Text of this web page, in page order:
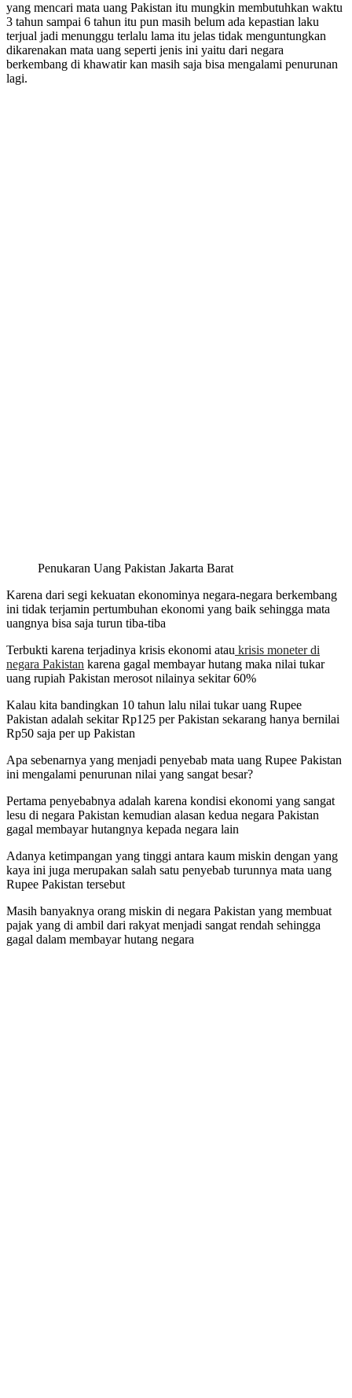
yang mencari mata uang Pakistan itu mungkin membutuhkan waktu
3 tahun sampai 6 tahun itu pun masih belum ada kepastian laku
terjual jadi menunggu terlalu lama itu jelas tidak menguntungkan
dikarenakan mata uang seperti jenis ini yaitu dari negara
berkembang di khawatir kan masih saja bisa mengalami penurunan
lagi.
Penukaran Uang Pakistan Jakarta Barat
Karena dari segi kekuatan ekonominya negara-negara berkembang
ini tidak terjamin pertumbuhan ekonomi yang baik sehingga mata
uangnya bisa saja turun tiba-tiba
Terbukti karena terjadinya krisis ekonomi atau krisis moneter di
negara Pakistan karena gagal membayar hutang maka nilai tukar
uang rupiah Pakistan merosot nilainya sekitar 60%
Kalau kita bandingkan 10 tahun lalu nilai tukar uang Rupee
Pakistan adalah sekitar Rp125 per Pakistan sekarang hanya bernilai
Rp50 saja per up Pakistan
Apa sebenarnya yang menjadi penyebab mata uang Rupee Pakistan
ini mengalami penurunan nilai yang sangat besar?
Pertama penyebabnya adalah karena kondisi ekonomi yang sangat
lesu di negara Pakistan kemudian alasan kedua negara Pakistan
gagal membayar hutangnya kepada negara lain
Adanya ketimpangan yang tinggi antara kaum miskin dengan yang
kaya ini juga merupakan salah satu penyebab turunnya mata uang
Rupee Pakistan tersebut
Masih banyaknya orang miskin di negara Pakistan yang membuat
pajak yang di ambil dari rakyat menjadi sangat rendah sehingga
gagal dalam membayar hutang negara